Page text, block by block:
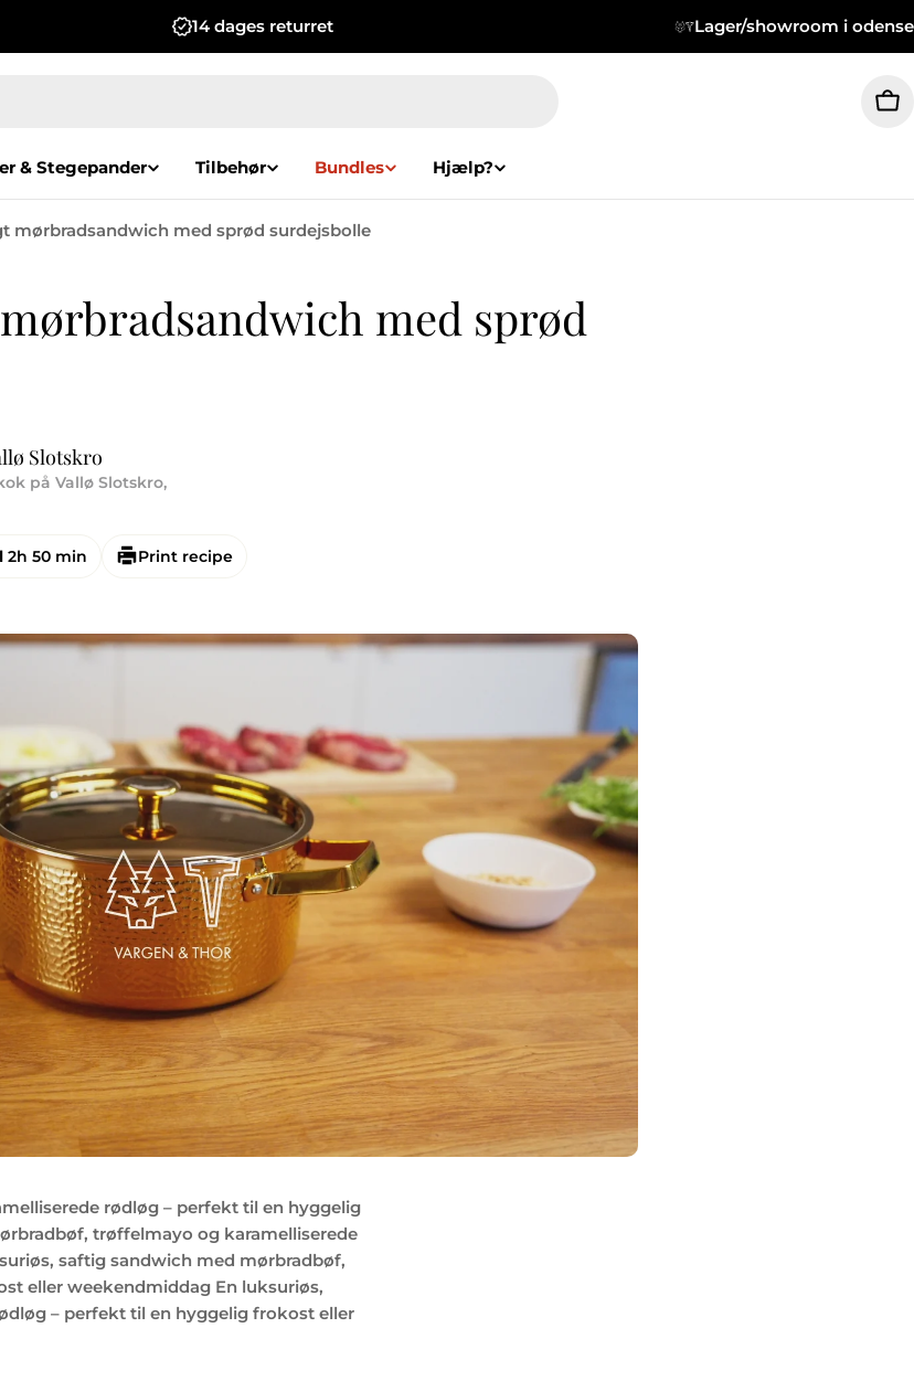
14 dages returret Lager/showroom i odense
& Stegepander Tilbehør Bundles Hjælp?
mørbradsandwich med sprød surdejsbolle
med sprød
Slotskro
på Vallø Slotskro,
2h 50 min Print recipe
rødløg – perfekt til en hyggelig
trøffelmayo og karamelliserede
saftig sandwich med mørbradbøf,
eller weekendmiddag En luksuriøs,
– perfekt til en hyggelig frokost eller